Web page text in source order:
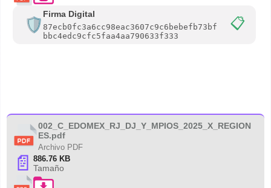
Firma Digital
87ecb0fc3a6cc98eac3607c9c6bebefb73bf
bbc4edc9cfc5faa4aa790633f333
📋
002_C_EDOMEX_RJ_DJ_Y_MPIOS_2025_X_REGION
ES.pdf
Archivo PDF
📄 886.76 KB
Tamaño